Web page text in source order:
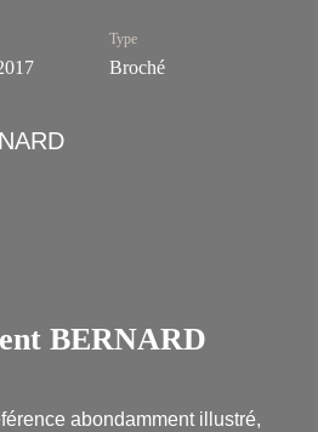
Type
Broché
BERNARD
abondamment illustré,